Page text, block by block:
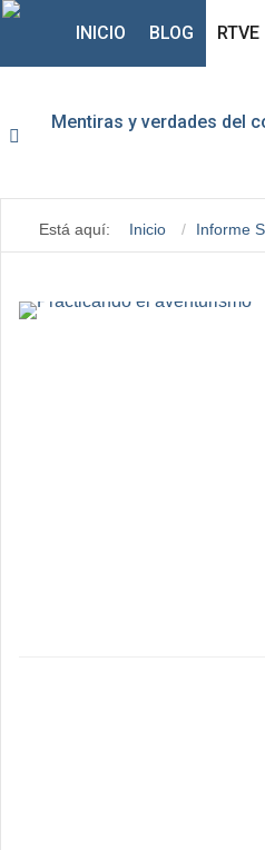
INICIO BLOG RTVE
Mentiras y verdades del
Está aquí: Inicio Informe